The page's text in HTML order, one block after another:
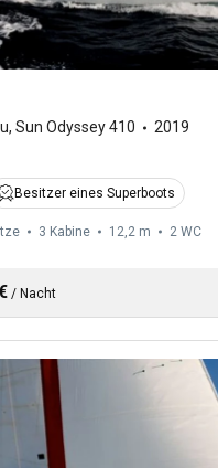
, Sun Odyssey 410
2019
Besitzer eines Superboots
3 Kabine 12,2 m 2 WC
/ Nacht